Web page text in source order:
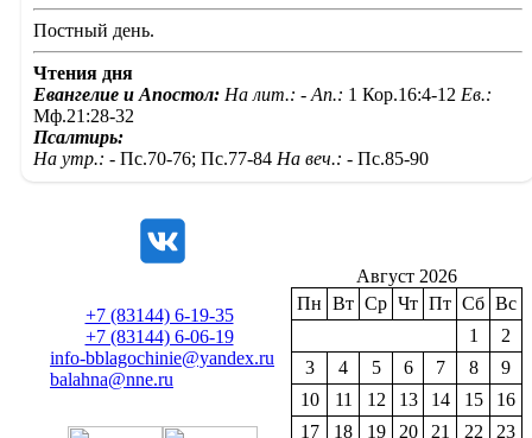
Постный день.
Чтения дня
Евангелие и Апостол: На лит.: - Ап.: 1 Кор.16:4-12 Ев.:
Мф.21:28-32
Псалтирь:
На утр.: - Пс.70-76; Пс.77-84 На веч.: - Пс.85-90
+7 (83144) 6-19-35
+7 (83144) 6-06-19
info-bblagochinie@yandex.ru
balahna@nne.ru
Август 2026
Пн Вт Ср Чт Пт Сб Вс
1
2
3
4 5 6 7 8
9
10
11 12 13 14 15
16
17
18 19 20 21 22 23